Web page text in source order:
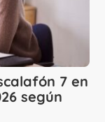
7 en
según